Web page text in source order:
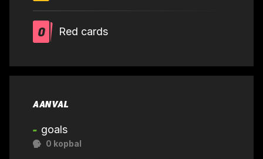
0 Red cards
AANVAL
- goals
0 kopbal